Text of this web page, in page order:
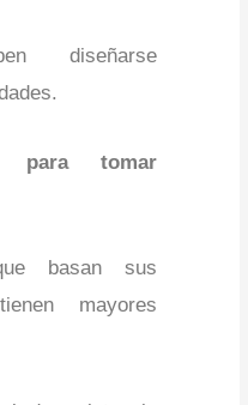
diseñarse
para tomar
basan sus
mayores